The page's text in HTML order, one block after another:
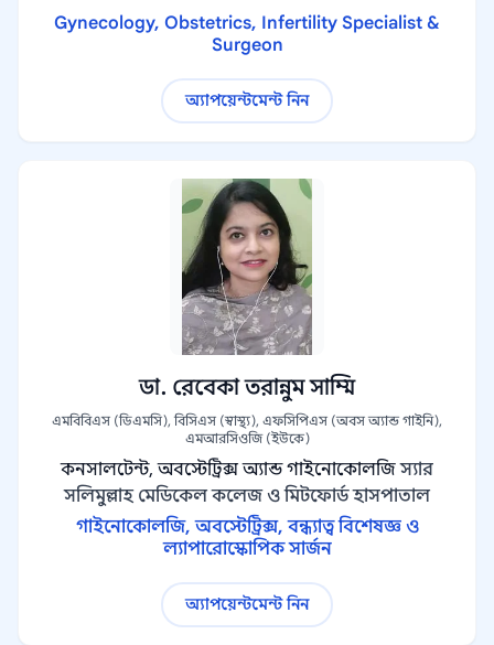
Gynecology, Obstetrics, Infertility Specialist &
Surgeon
অ্যাপয়েন্টমেন্ট নিন
ডা. রেবেকা তরান্নুম সাম্মি
এমবিবিএস (ডিএমসি), বিসিএস (স্বাস্থ্য), এফসিপিএস (অবস অ্যান্ড গাইনি),
এমআরসিওজি (ইউকে)
কনসালটেন্ট, অবস্টেট্রিক্স অ্যান্ড গাইনোকোলজি স্যার
সলিমুল্লাহ মেডিকেল কলেজ ও মিটফোর্ড হাসপাতাল
গাইনোকোলজি, অবস্টেট্রিক্স, বন্ধ্যাত্ব বিশেষজ্ঞ ও
ল্যাপারোস্কোপিক সার্জন
অ্যাপয়েন্টমেন্ট নিন